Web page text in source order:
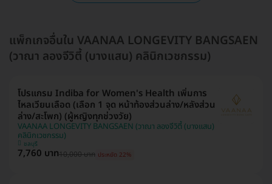
แพ็กเกจอื่นใน VAANAA LONGEVITY BANGSAEN
(วาณา ลองจีวิตี้ (บางแสน) คลินิกเวชกรรม)
โปรแกรม Indiba for Women's Health เพิ่มการ
ไหลเวียนเลือด (เลือก 1 จุด หน้าท้องส่วนล่าง/หลังส่วน
ล่าง/สะโพก) (ผู้หญิงทุกช่วงวัย)
VAANAA LONGEVITY BANGSAEN (วาณา ลองจีวิตี้ (บางแสน)
คลินิกเวชกรรม)
ชลบุรี
7,760 บาท10,000 บาท ประหยัด 22%